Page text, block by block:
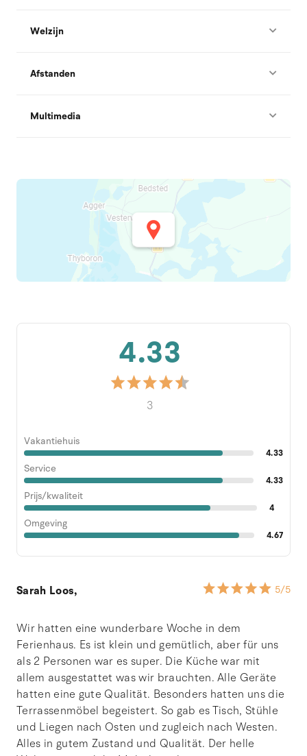
Welzijn
Afstanden
Multimedia
4.33
3
Vakantiehuis
4.33
Service
4.33
Prijs/kwaliteit
4
Omgeving
4.67
Sarah Loos, 5/5
Wir hatten eine wunderbare Woche in dem
Ferienhaus. Es ist klein und gemütlich, aber für uns
als 2 Personen war es super. Die Küche war mit
allem ausgestattet was wir brauchten. Alle Geräte
hatten eine gute Qualität. Besonders hatten uns die
Terrassenmöbel begeistert. So gab es Tisch, Stühle
und Liegen nach Osten und zugleich nach Westen.
Alles in gutem Zustand und Qualität. Der helle